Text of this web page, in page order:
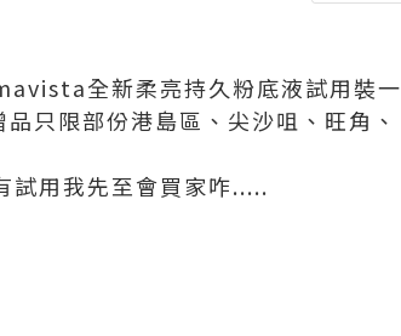
全新柔亮持久粉底液試用裝一
只限部份港島區、尖沙咀、旺角、
試用我先至會買家咋.....